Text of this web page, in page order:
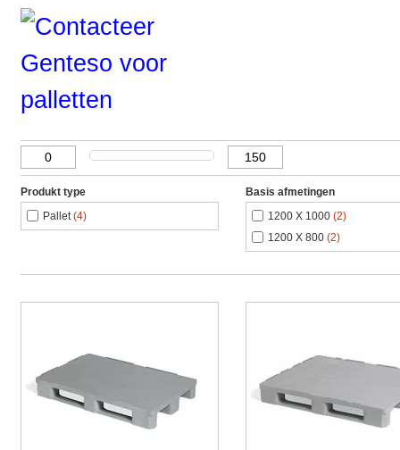
Produkt type
Pallet(4)
Basis afmetingen
1200 X 1000 (2)
1200 X 800 (2)